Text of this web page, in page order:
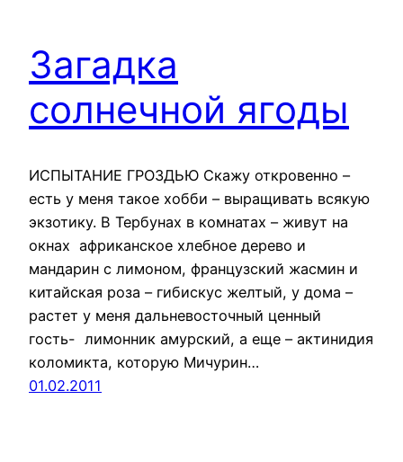
Загадка
солнечной ягоды
ИСПЫТАНИЕ ГРОЗДЬЮ Скажу откровенно –
есть у меня такое хобби – выращивать всякую
экзотику. В Тербунах в комнатах – живут на
окнах африканское хлебное дерево и
мандарин с лимоном, французский жасмин и
китайская роза – гибискус желтый, у дома –
растет у меня дальневосточный ценный
гость- лимонник амурский, а еще – актинидия
коломикта, которую Мичурин…
01.02.2011